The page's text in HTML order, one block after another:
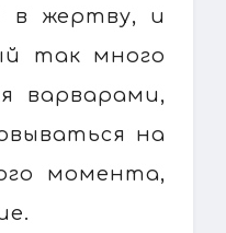
в жертву, и
так много
варварами,
на
момента,